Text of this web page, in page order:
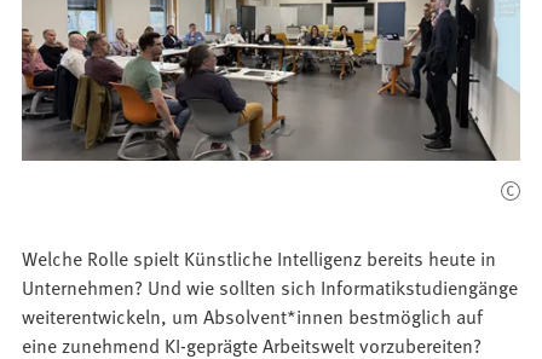
Welche Rolle spielt Künstliche Intelligenz bereits heute in
Unternehmen? Und wie sollten sich Informatikstudiengänge
weiterentwickeln, um Absolvent*innen bestmöglich auf
eine zunehmend KI-geprägte Arbeitswelt vorzubereiten?